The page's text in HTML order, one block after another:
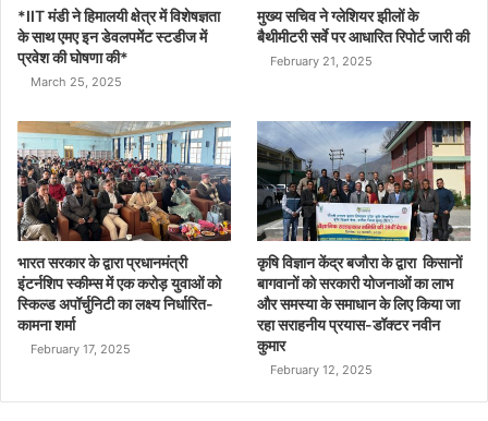
*IIT मंडी ने हिमालयी क्षेत्र में विशेषज्ञता
के साथ एमए इन डेवलपमेंट स्टडीज में
प्रवेश की घोषणा की*
March 25, 2025
मुख्य सचिव ने ग्लेशियर झीलों के
बैथीमीटरी सर्वे पर आधारित रिपोर्ट जारी की
February 21, 2025
भारत सरकार के द्वारा प्रधानमंत्री
इंटर्नशिप स्कीम्स में एक करोड़ युवाओं को
स्किल्ड अपॉर्चुनिटी का लक्ष्य निर्धारित-
कामना शर्मा
February 17, 2025
कृषि विज्ञान केंद्र बजौरा के द्वारा किसानों
बागवानों को सरकारी योजनाओं का लाभ
और समस्या के समाधान के लिए किया जा
रहा सराहनीय प्रयास-डॉक्टर नवीन
कुमार
February 12, 2025